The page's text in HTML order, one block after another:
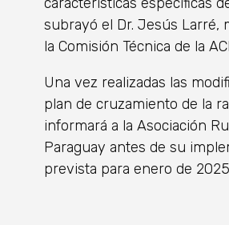
subrayó el Dr. Jesús Larré,
la Comisión Técnica de la
Una vez realizadas las
plan de cruzamiento de la
informará a la Asociación
Paraguay antes de su
prevista para enero de